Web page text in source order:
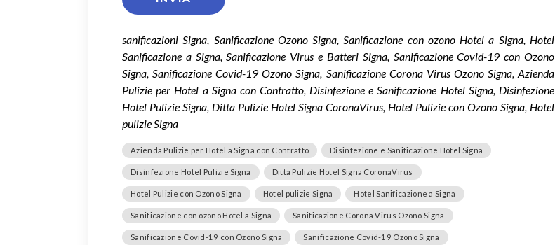
sanificazioni Signa, Sanificazione Ozono Signa, Sanificazione con ozono Hotel a Signa, Hotel
Sanificazione a Signa, Sanificazione Virus e Batteri Signa, Sanificazione Covid-19 con Ozono
Signa, Sanificazione Covid-19 Ozono Signa, Sanificazione Corona Virus Ozono Signa, Azienda
Pulizie per Hotel a Signa con Contratto, Disinfezione e Sanificazione Hotel Signa, Disinfezione
Hotel Pulizie Signa, Ditta Pulizie Hotel Signa CoronaVirus, Hotel Pulizie con Ozono Signa, Hotel
pulizie Signa
Azienda Pulizie per Hotel a Signa con Contratto Disinfezione e Sanificazione Hotel Signa
Disinfezione Hotel Pulizie Signa Ditta Pulizie Hotel Signa CoronaVirus
Hotel Pulizie con Ozono Signa Hotel pulizie Signa Hotel Sanificazione a Signa
Sanificazione con ozono Hotel a Signa Sanificazione Corona Virus Ozono Signa
Sanificazione Covid-19 con Ozono Signa Sanificazione Covid-19 Ozono Signa